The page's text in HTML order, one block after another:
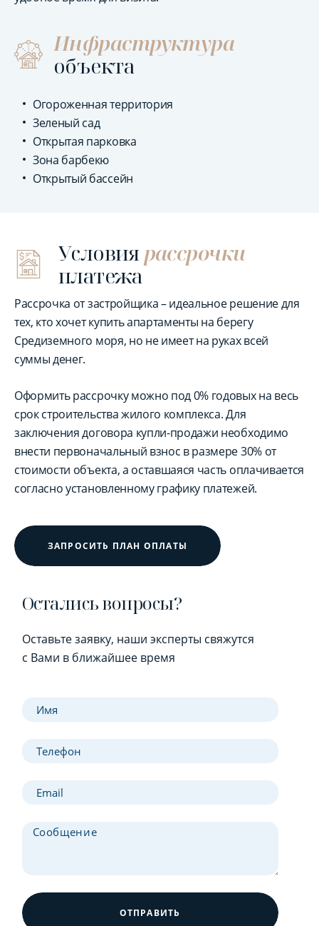
Инфраструктура
объекта
Огороженная территория
Зеленый сад
Открытая парковка
Зона барбекю
Открытый бассейн
Условиярассрочки
платежа
Рассрочка от застройщика – идеальное решение для
тех, кто хочет купить апартаменты на берегу
Средиземного моря, но не имеет на руках всей
суммы денег.
Оформить рассрочку можно под 0% годовых на весь
срок строительства жилого комплекса. Для
заключения договора купли-продажи необходимо
внести первоначальный взнос в размере 30% от
стоимости объекта, а оставшаяся часть оплачивается
согласно установленному графику платежей.
ЗАПРОСИТЬ ПЛАН ОПЛАТЫ
Остались вопросы?
Оставьте заявку, наши эксперты свяжутся
с Вами в ближайшее время
ОТПРАВИТЬ